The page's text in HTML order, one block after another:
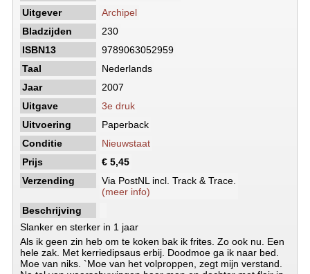
Uitgever
Archipel
Bladzijden
230
ISBN13
9789063052959
Taal
Nederlands
Jaar
2007
Uitgave
3e druk
Uitvoering
Paperback
Conditie
Nieuwstaat
Prijs
€ 5,45
Verzending
Via PostNL incl. Track & Trace.
(meer info)
Beschrijving
Slanker en sterker in 1 jaar
Als ik geen zin heb om te koken bak ik frites. Zo ook nu. Een
hele zak. Met kerriedipsaus erbij. Doodmoe ga ik naar bed.
Moe van niks. `Moe van het volproppen, zegt mijn verstand.